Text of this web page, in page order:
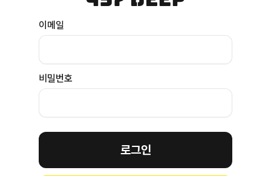
이메일
비밀번호
로그인